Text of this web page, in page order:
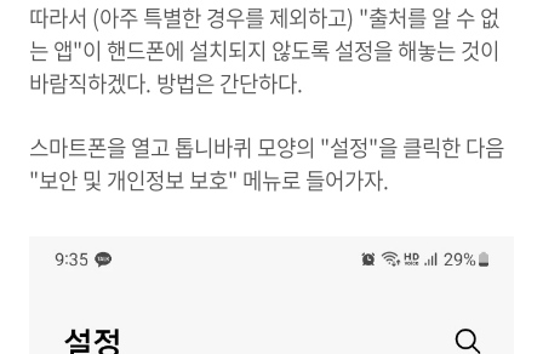
따라서 (아주 특별한 경우를 제외하고) "출처를 알 수 없
는 앱"이 핸드폰에 설치되지 않도록 설정을 해놓는 것이
바람직하겠다. 방법은 간단하다.
스마트폰을 열고 톱니바퀴 모양의 "설정"을 클릭한 다음
"보안 및 개인정보 보호" 메뉴로 들어가자.